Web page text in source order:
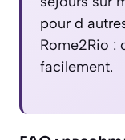
pour d
Rome2Rio :
facilement.